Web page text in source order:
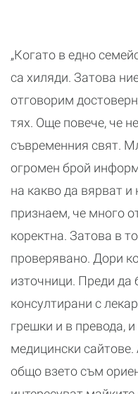
„Когато в едно
са хиляди. Затова
отговорим
тях. Още повече, че
съвременния свят.
огромен брой
на какво да вярват и
признаем, че много
коректна. Затова в
проверявано. Дори
източници. Преди да
консултирани с
грешки и в превода,
медицински сайтове.
общо взето съм